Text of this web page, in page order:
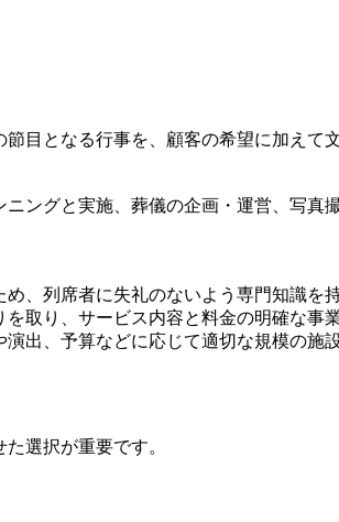
目となる行事を、顧客の希望に加えて
ングと実施、葬儀の企画・運営、写
、列席者に失礼のないよう専門知識を
取り、サービス内容と料金の明確な事
出、予算などに応じて適切な規模の施
選択が重要です。